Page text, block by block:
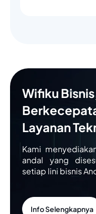
Wifiku
Layanan
Kami
andal yang
setiap lini bisnis
Info Selengkapnya